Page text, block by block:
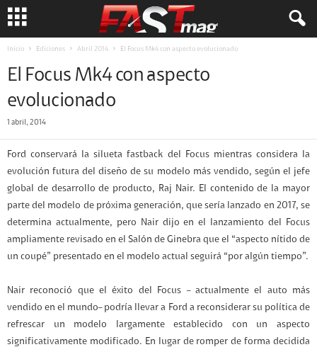
Inicio Ediciones Abril 2014 El Focus Mk4 con aspecto evolucionado
El Focus Mk4 con aspecto
evolucionado
1 abril, 2014
Ford conservará la silueta fastback del Focus mientras considera la
evolución futura del diseño de su modelo más vendido, según el jefe
global de desarrollo de producto, Raj Nair. El contenido de la mayor
parte del modelo de próxima generación, que sería lanzado en 2017, se
determina actualmente, pero Nair dijo en el lanzamiento del Focus
ampliamente revisado en el Salón de Ginebra que el “aspecto nítido de
un coupé” presentado en el modelo actual seguirá “por algún tiempo”.
Nair reconoció que el éxito del Focus – actualmente el auto más
vendido en el mundo– podría llevar a Ford a reconsiderar su política de
refrescar un modelo largamente establecido con un aspecto
significativamente modificado. En lugar de romper de forma decidida